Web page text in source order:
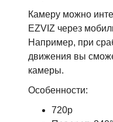
Камеру можно
EZVIZ через
Например, при
движения вы
камеры.
Особенности:
720p